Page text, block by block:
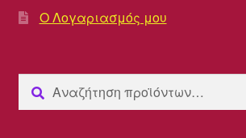
Ο Λογαριασμός μου
Αναζήτηση
για:
Αναζήτηση